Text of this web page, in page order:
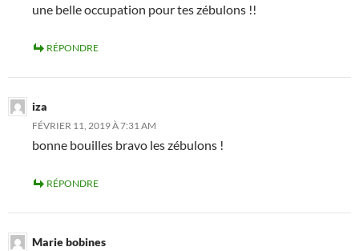
une belle occupation pour tes zébulons !!
RÉPONDRE
iza
FÉVRIER 11, 2019 À 7:31 AM
bonne bouilles bravo les zébulons !
RÉPONDRE
Marie bobines